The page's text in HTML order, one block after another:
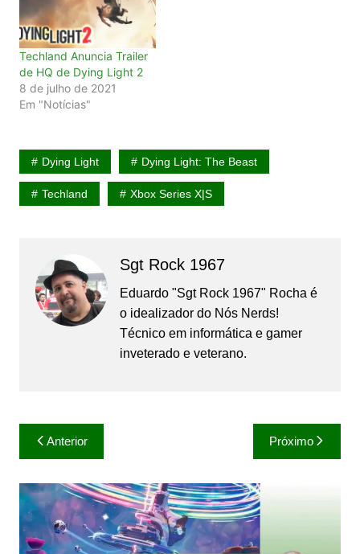
Techland Anuncia Trailer
de HQ de Dying Light 2
8 de julho de 2021
Em "Notícias"
Dying Light Dying Light: The Beast
Techland Xbox Series X|S
Sgt Rock 1967
Eduardo "Sgt Rock 1967" Rocha é
o idealizador do Nós Nerds!
Técnico em informática e gamer
inveterado e veterano.
Navegação
de
Post
Anterior Próximo